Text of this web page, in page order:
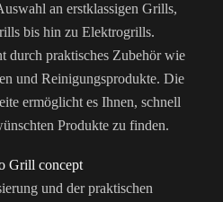
an erstklassigen Grills,
bis hin zu Elektrogrills.
durch praktisches Zubehör wie
und Reinigungsprodukte. Die
ermöglicht es Ihnen, schnell
Produkte zu finden.
und der praktischen